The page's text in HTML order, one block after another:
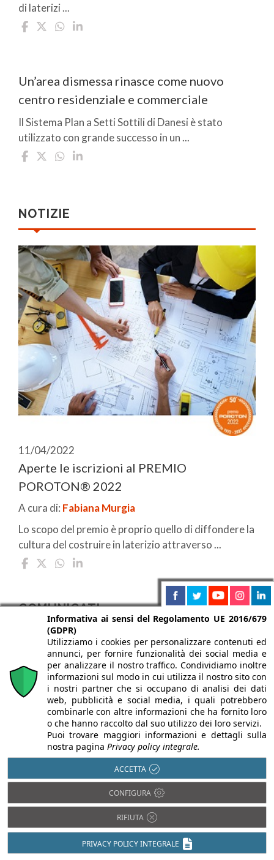
di laterizi ...
Un’area dismessa rinasce come nuovo
centro residenziale e commerciale
Il Sistema Plan a Setti Sottili di Danesi è stato
utilizzato con grande successo in un ...
NOTIZIE
11/04/2022
Aperte le iscrizioni al PREMIO
POROTON® 2022
A cura di: Fabiana Murgia
Lo scopo del premio è proprio quello di diffondere la
cultura del costruire in laterizio attraverso ...
COMUNICATI
10/07/2026
Fornaci Laterizi Danesi
l'installazione di
Matteo Mezzadri
per la sede Danesi
Laura Murgia
12/06/2023
Normablok Più S40
MA per un nuovo
edificio
residenziale
efficiente e sicuro
Per la realizzazione di
un edificio residenziale
Informativa ai sensi del Regolamento UE 2016/679
(GDPR)
Utilizziamo i cookies per personalizzare contenuti ed
annunci, per fornire funzionalità dei social media e
per analizzare il nostro traffico. Condividiamo inoltre
informazioni sul modo in cui utilizza il nostro sito con
i nostri partner che si occupano di analisi dei dati
web, pubblicità e social media, i quali potrebbero
combinarle con altre informazioni che ha fornito loro
o che hanno raccolto dal suo utilizzo dei loro servizi.
Puoi trovare maggiori informazioni e dettagli sulla
nostra pagina Privacy policy integrale.
ACCETTA
CONFIGURA
RIFIUTA
PRIVACY POLICY INTEGRALE